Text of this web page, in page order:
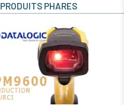
PRODUITS PHARES